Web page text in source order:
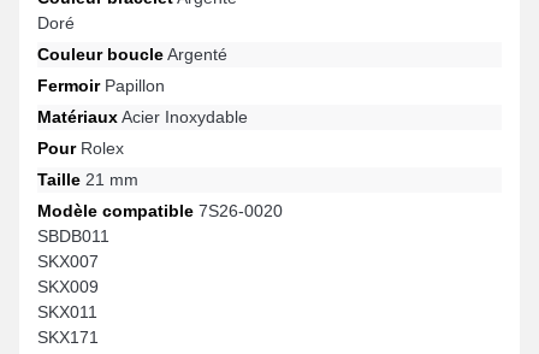
Doré
Couleur boucleArgenté
FermoirPapillon
MatériauxAcier Inoxydable
PourRolex
Taille 21 mm
Modèle compatible 7S26-0020
SBDB011
SKX007
SKX009
SKX011
SKX171